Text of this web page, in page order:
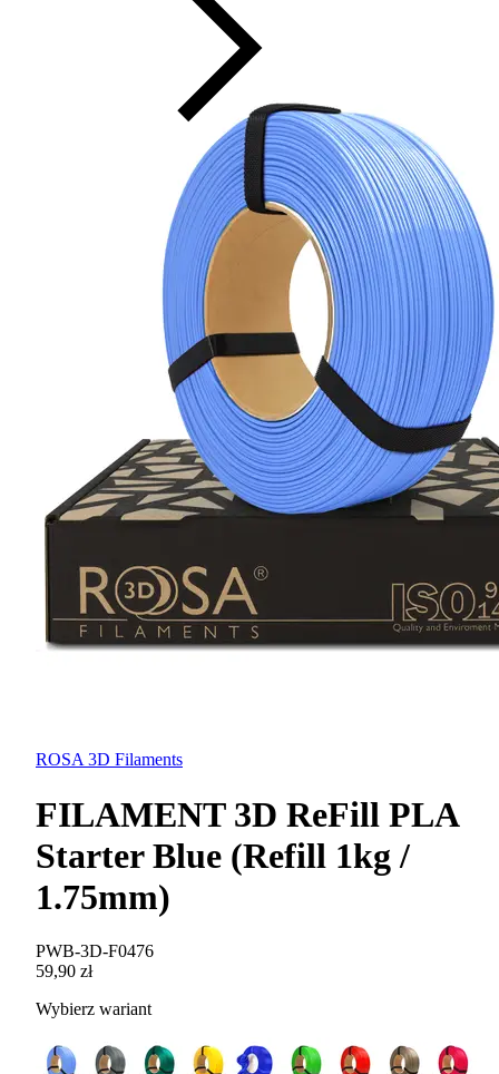
ROSA 3D Filaments
FILAMENT 3D ReFill PLA
Starter Blue (Refill 1kg /
1.75mm)
PWB-3D-F0476
59,90 zł
Wybierz wariant